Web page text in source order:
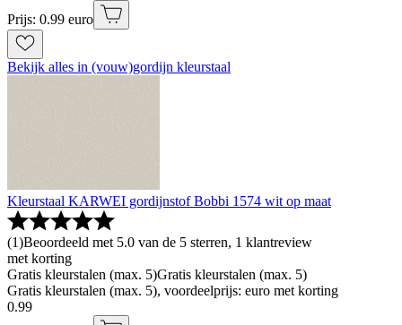
Prijs: 0.99 euro
Bekijk alles in (vouw)gordijn kleurstaal
Kleurstaal KARWEI gordijnstof Bobbi 1574 wit op maat
(1)Beoordeeld met 5.0 van de 5 sterren, 1 klantreview
met korting
Gratis kleurstalen (max. 5)Gratis kleurstalen (max. 5)
Gratis kleurstalen (max. 5), voordeelprijs: euro met korting
0.99